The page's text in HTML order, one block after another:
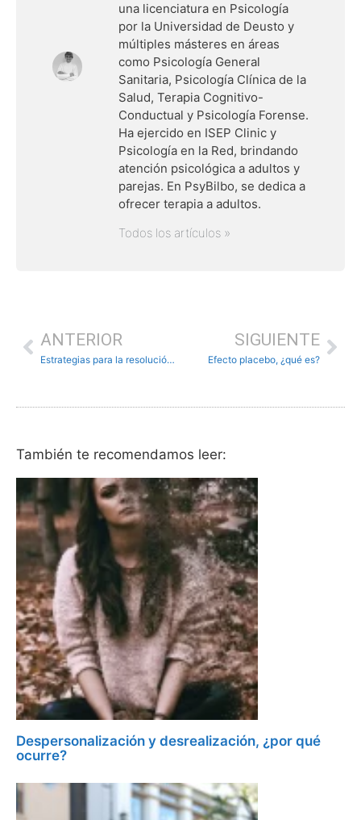
una licenciatura en Psicología
por la Universidad de Deusto y
múltiples másteres en áreas
como Psicología General
Sanitaria, Psicología Clínica de la
Salud, Terapia Cognitivo-
Conductual y Psicología Forense.
Ha ejercido en ISEP Clinic y
Psicología en la Red, brindando
atención psicológica a adultos y
parejas. En PsyBilbo, se dedica a
ofrecer terapia a adultos.
Todos los artículos »
ANTERIOR
Estrategias para la resolución de problemas
SIGUIENTE
Efecto placebo, ¿qué es?
También te recomendamos leer:
Despersonalización y desrealización, ¿por qué
ocurre?